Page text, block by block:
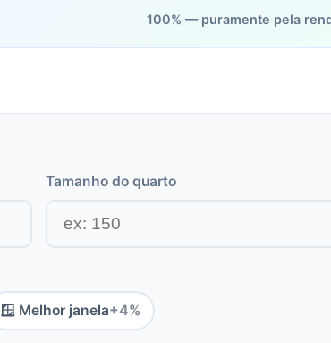
100% — puramente pela
Tamanho do quarto
🪟 Melhor janela+4%